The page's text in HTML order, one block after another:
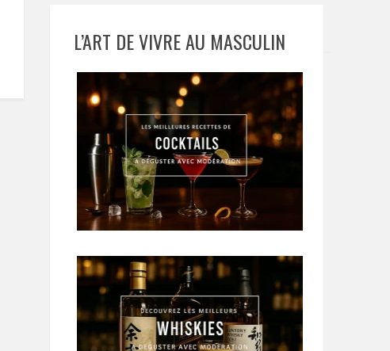
L’ART DE VIVRE AU MASCULIN